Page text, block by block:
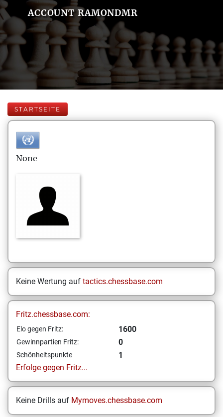
ACCOUNT RAMONDMR
STARTSEITE
None
Keine Wertung auf tactics.chessbase.com
Fritz.chessbase.com:
Elo gegen Fritz: 1600
Gewinnpartien Fritz: 0
Schönheitspunkte
1
Erfolge gegen Fritz...
Keine Drills auf Mymoves.chessbase.com